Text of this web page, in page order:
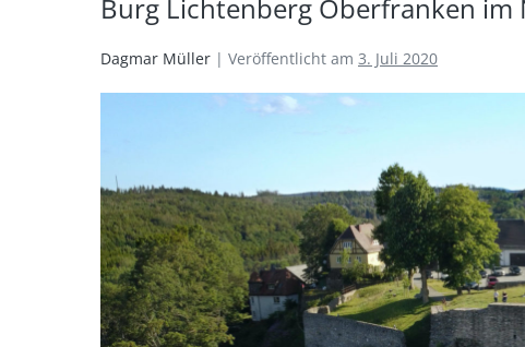
Burg Lichtenberg Oberfranken
Dagmar Müller | Veröffentlicht am 3. Juli 2020